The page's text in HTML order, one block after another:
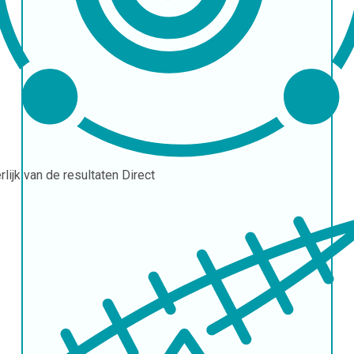
van de resultaten Direct